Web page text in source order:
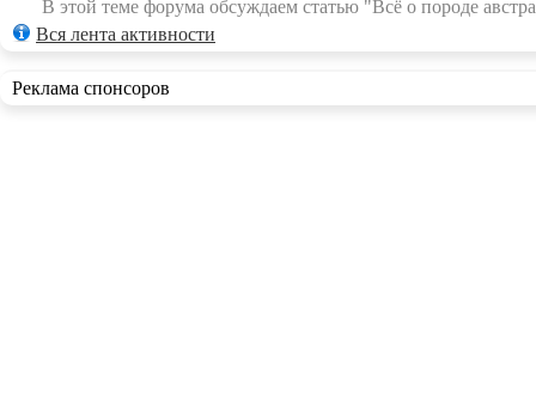
В этой теме форума обсуждаем статью "Всё о породе
Вся лента активности
Реклама спонсоров